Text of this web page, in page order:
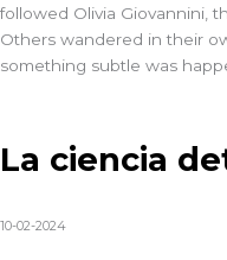
followed Olivia Giovannini,
Others wandered in their
something subtle was
La ciencia
10-02-2024